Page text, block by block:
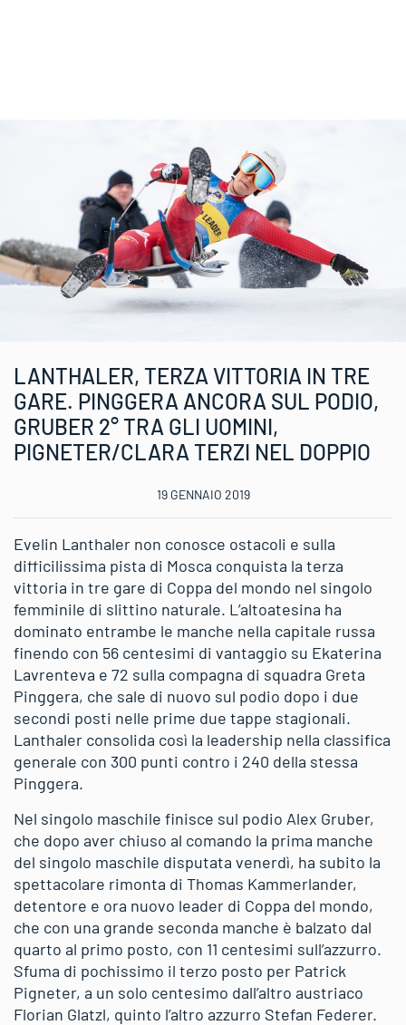
LANTHALER, TERZA VITTORIA IN TRE
GARE. PINGGERA ANCORA SUL PODIO,
GRUBER 2° TRA GLI UOMINI,
PIGNETER/CLARA TERZI NEL DOPPIO
19 GENNAIO 2019
Evelin Lanthaler non conosce ostacoli e sulla
difficilissima pista di Mosca conquista la terza
vittoria in tre gare di Coppa del mondo nel singolo
femminile di slittino naturale. L’altoatesina ha
dominato entrambe le manche nella capitale russa
finendo con 56 centesimi di vantaggio su Ekaterina
Lavrenteva e 72 sulla compagna di squadra Greta
Pinggera, che sale di nuovo sul podio dopo i due
secondi posti nelle prime due tappe stagionali.
Lanthaler consolida così la leadership nella classifica
generale con 300 punti contro i 240 della stessa
Pinggera.
Nel singolo maschile finisce sul podio Alex Gruber,
che dopo aver chiuso al comando la prima manche
del singolo maschile disputata venerdì, ha subito la
spettacolare rimonta di Thomas Kammerlander,
detentore e ora nuovo leader di Coppa del mondo,
che con una grande seconda manche è balzato dal
quarto al primo posto, con 11 centesimi sull’azzurro.
Sfuma di pochissimo il terzo posto per Patrick
Pigneter, a un solo centesimo dall’altro austriaco
Florian Glatzl, quinto l’altro azzurro Stefan Federer.